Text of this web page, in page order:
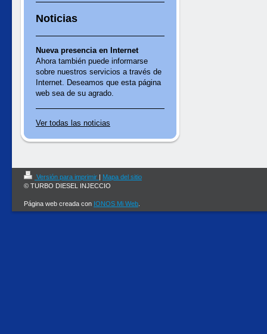
Noticias
Nueva presencia en Internet
Ahora también puede informarse
sobre nuestros servicios a través de
Internet. Deseamos que esta página
web sea de su agrado.
Ver todas las noticias
Versión para imprimir | Mapa del sitio
© TURBO DIESEL INJECCIO
Página web creada con IONOS Mi Web